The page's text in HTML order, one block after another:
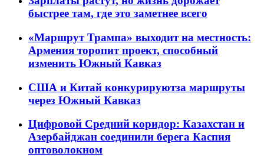
быстрее там, где это заметнее всего
«Маршрут Трампа» выходит на местность:
Армения торопит проект, способный
изменить Южный Кавказ
США и Китай конкурируютза маршруты
через Южный Кавказ
Цифровой Средний коридор: Казахстан и
Азербайджан соединили берега Каспия
оптоволокном